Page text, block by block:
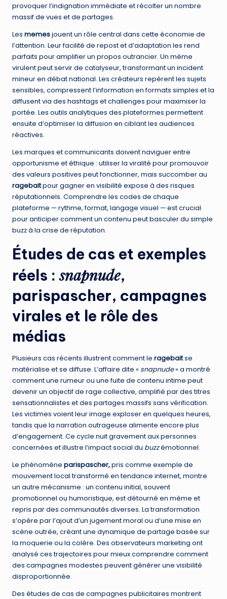
provoquer l’indignation immédiate et récolter un nombre
massif de vues et de partages.
Les memesjouent un rôle central dans cette économie de
l’attention. Leur facilité de repost et d’adaptation les rend
parfaits pour amplifier un propos outrancier. Un mème
virulent peut servir de catalyseur, transformant un incident
mineur en débat national. Les créateurs repèrent les sujets
sensibles, compressent l’information en formats simples et la
diffusent via des hashtags et challenges pour maximiser la
portée. Les outils analytiques des plateformes permettent
ensuite d’optimiser la diffusion en ciblant les audiences
réactives.
Les marques et communicants doivent naviguer entre
opportunisme et éthique : utiliser la viralité pour promouvoir
des valeurs positives peut fonctionner, mais succomber au
ragebaitpour gagner en visibilité expose à des risques
réputationnels. Comprendre les codes de chaque
plateforme — rythme, format, langage visuel — est crucial
pour anticiper comment un contenu peut basculer du simple
buzz à la crise de réputation.
Études de cas et exemples
réels :snapnude,
parispascher, campagnes
virales et le rôle des
médias
Plusieurs cas récents illustrent comment le ragebaitse
matérialise et se diffuse. L’affaire dite « snapnude» a montré
comment une rumeur ou une fuite de contenu intime peut
devenir un objectif de rage collective, amplifié par des titres
sensationnalistes et des partages massifs sans vérification.
Les victimes voient leur image exploser en quelques heures,
tandis que la narration outrageuse alimente encore plus
d’engagement. Ce cycle nuit gravement aux personnes
concernées et illustre l’impact social du buzzémotionnel.
Le phénomène parispascher,pris comme exemple de
mouvement local transformé en tendance internet, montre
un autre mécanisme : un contenu initial, souvent
promotionnel ou humoristique, est détourné en mème et
repris par des communautés diverses. La transformation
s’opère par l’ajout d’un jugement moral ou d’une mise en
scène outrée, créant une dynamique de partage basée sur
la moquerie ou la colère. Des observateurs marketing ont
analysé ces trajectoires pour mieux comprendre comment
des campagnes modestes peuvent générer une visibilité
disproportionnée.
Des études de cas de campagnes publicitaires montrent